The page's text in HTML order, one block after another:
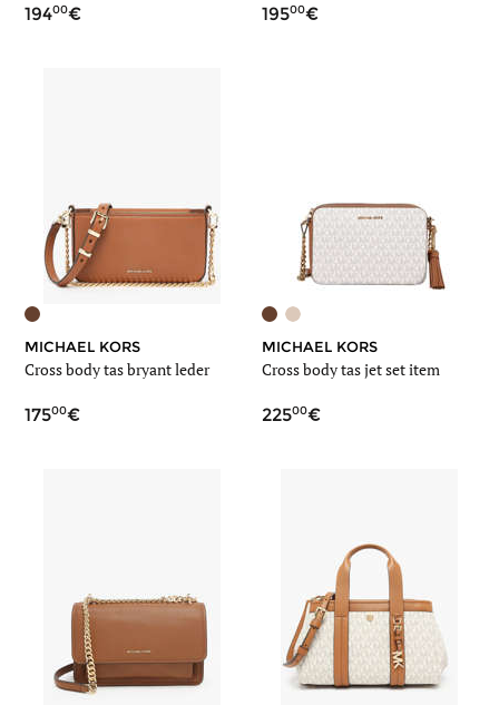
19400 19500
MICHAEL KORS
Cross body tas bryant leder
17500
MICHAEL KORS
Cross body tas jet set item
22500